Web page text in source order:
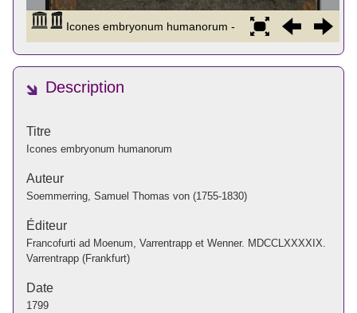
Description
Titre
Icones embryonum humanorum
Auteur
Soemmerring, Samuel Thomas von (1755-1830)
Éditeur
Francofurti ad Moenum, Varrentrapp et Wenner. MDCCLXXXXIX.
Varrentrapp (Frankfurt)
Date
1799